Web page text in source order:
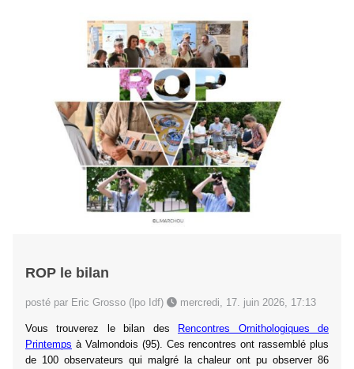
ROP le bilan
posté par Eric Grosso (lpo Idf) mercredi, 17. juin 2026, 17:13
Vous trouverez le bilan des
Rencontres Ornithologiques de
Printemps à Valmondois (95). Ces rencontres ont rassemblé plus
de 100 observateurs qui malgré la chaleur ont pu observer 86